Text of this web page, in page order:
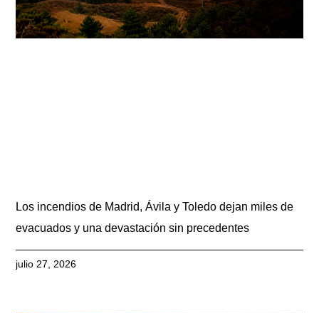
Los incendios de Madrid, Ávila y Toledo dejan miles de
evacuados y una devastación sin precedentes
julio 27, 2026